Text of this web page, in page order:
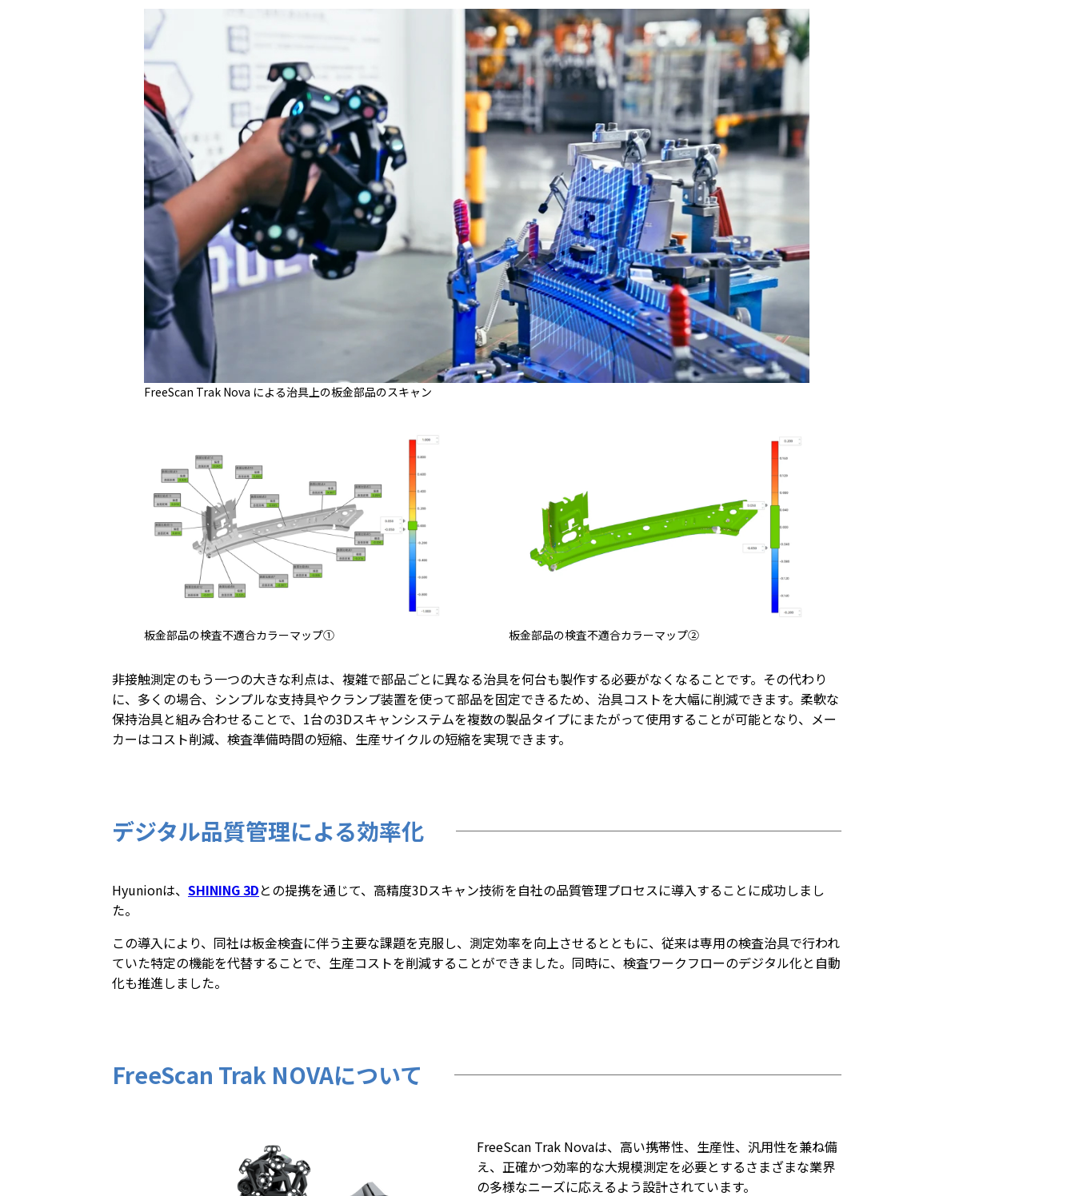
FreeScan Trak Nova による治具上の板金部品のスキャン
板金部品の検査不適合カラーマップ① 板金部品の検査不適合カラーマップ②
非接触測定のもう一つの大きな利点は、複雑で部品ごとに異なる治具を何台も製作する必要がなくなることです。その代わり
に、多くの場合、シンプルな支持具やクランプ装置を使って部品を固定できるため、治具コストを大幅に削減できます。柔軟な
保持治具と組み合わせることで、1台の3Dスキャンシステムを複数の製品タイプにまたがって使用することが可能となり、メー
カーはコスト削減、検査準備時間の短縮、生産サイクルの短縮を実現できます。
デジタル品質管理による効率化
Hyunionは、 SHINING 3Dとの提携を通じて、高精度3Dスキャン技術を自社の品質管理プロセスに導入することに成功しまし
た。
この導入により、同社は板金検査に伴う主要な課題を克服し、測定効率を向上させるとともに、従来は専用の検査治具で行われ
ていた特定の機能を代替することで、生産コストを削減することができました。同時に、検査ワークフローのデジタル化と自動
化も推進しました。
FreeScan Trak NOVAについて
FreeScan Trak Novaは、高い携帯性、生産性、汎用性を兼ね備
え、正確かつ効率的な大規模測定を必要とするさまざまな業界
の多様なニーズに応えるよう設計されています。